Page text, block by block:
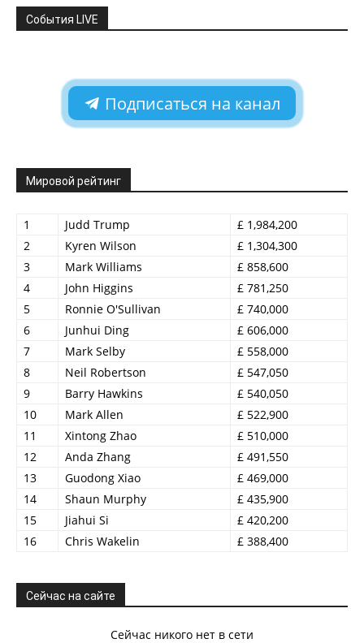
События LIVE
Подписаться на канал
Мировой рейтинг
1 Judd Trump
£ 1,984,200
2
Kyren Wilson
£ 1,304,300
3
Mark Williams
£ 858,600
4
John Higgins
£ 781,250
5
Ronnie O'Sullivan
£ 740,000
6
Junhui Ding
£ 606,000
7
Mark Selby
£ 558,000
8
Neil Robertson
£ 547,050
9
Barry Hawkins
£ 540,050
10
Mark Allen
£ 522,900
11
Xintong Zhao
£ 510,000
12
Anda Zhang
£ 491,550
13
Guodong Xiao
£ 469,000
14
Shaun Murphy
£ 435,900
15
Jiahui Si
£ 420,200
16
Chris Wakelin £ 388,400
Сейчас на сайте
Сейчас никого нет в сети